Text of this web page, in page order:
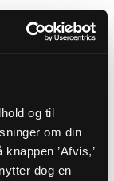
og til
om din
’Afvis,’
dog en